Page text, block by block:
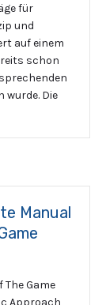
für
und
auf einem
schon
wurde. Die
Manual
Game
Approach